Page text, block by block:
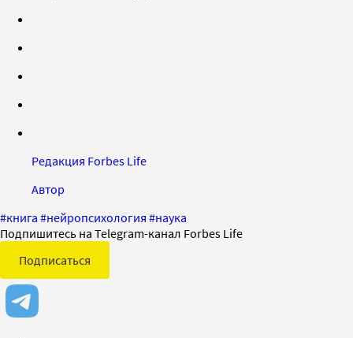
Редакция Forbes Life
Автор
#книга #нейропсихология #наука
Подпишитесь на Telegram-канал Forbes Life
Подписаться